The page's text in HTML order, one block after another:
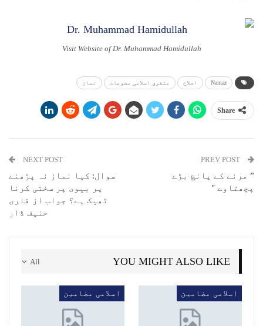
Visit Website of Dr. Muhammad Hamidullah
Namaz اصلاح متفرق اسلامی مضوعات نماز
Share
” مرنے کے پانچ بڑے
پچھتاوے "
NEXT POST
سوال: کیا نماز نہ پڑھنے
پر بیوی پر سختی کرنا
ٹھیک ہے؟ جواب از قاری
حنیف ڈار
All YOU MIGHT ALSO LIKE
اسلامی مضامین اسلامی مضامین